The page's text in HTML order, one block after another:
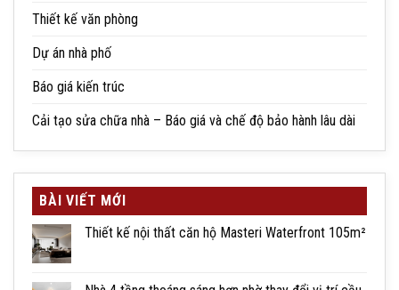
Thiết kế văn phòng
Dự án nhà phố
Báo giá kiến trúc
Cải tạo sửa chữa nhà – Báo giá và chế độ bảo hành lâu dài
BÀI VIẾT MỚI
Thiết kế nội thất căn hộ Masteri Waterfront 105m²